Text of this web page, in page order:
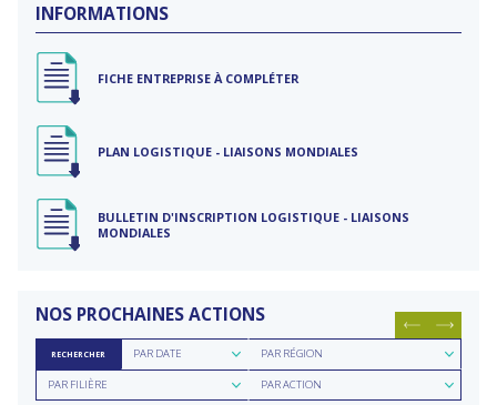
INFORMATIONS
FICHE ENTREPRISE À COMPLÉTER
PLAN LOGISTIQUE - LIAISONS MONDIALES
BULLETIN D'INSCRIPTION LOGISTIQUE - LIAISONS
MONDIALES
NOS PROCHAINES ACTIONS
RECHERCHER
Rechercher
parPAR DATE
Rechercher
par
région
PAR RÉGION
Rechercher
parPAR FILIÈRE
Rechercher
parPAR ACTION